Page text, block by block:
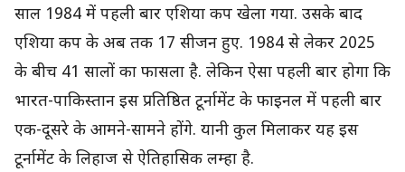
साल 1984 में पहली बार एश‍िया कप खेला गया. उसके बाद
एश‍िया कप के अब तक 17 सीजन हुए. 1984 से लेकर 2025
के बीच 41 सालों का फासला है. लेकिन ऐसा पहली बार होगा कि
भारत-पाक‍िस्तान इस प्रत‍िष्ठ‍ित टूर्नामेंट के फाइनल में पहली बार
एक-दूसरे के आमने-सामने होंगे. यानी कुल म‍िलाकर यह इस
टूर्नामेंट के ल‍िहाज से ऐत‍िहास‍िक लम्हा है.